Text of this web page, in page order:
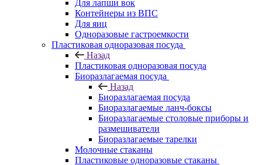
Для лапши вок
Контейнеры из ВПС
Для яиц
Одноразовые гастроемкости
Пластиковая одноразовая посуда
Назад
Пластиковая одноразовая посуда
Биоразлагаемая посуда
Назад
Биоразлагаемая посуда
Биоразлагаемые ланч-боксы
Биоразлагаемые столовые приборы и
размешиватели
Биоразлагаемые тарелки
Молочные стаканы
Пластиковые одноразовые стаканы